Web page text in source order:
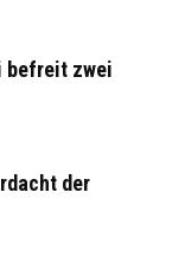
befreit zwei
der